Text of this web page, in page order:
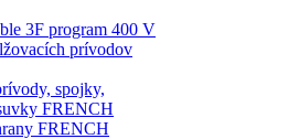
3F program 400 V
prívodov
spojky,
FRENCH
FRENCH